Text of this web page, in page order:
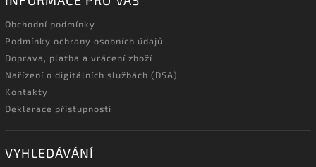
Obchodní podmínky
Podmínky ochrany osobních údajů
Doprava, platba a vrácení zboží
Nařízení o digitálních službách (DSA)
Kontakty
Deklarace přístupnosti
VYHLEDÁVÁNÍ